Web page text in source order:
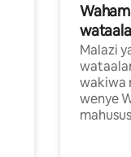
Malazi
wakiwa
wenye